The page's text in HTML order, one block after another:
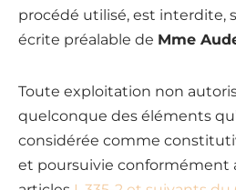
procédé utilisé, est interdite,
écrite préalable de Mme
Toute exploitation non
quelconque des éléments
considérée comme
et poursuivie conformément